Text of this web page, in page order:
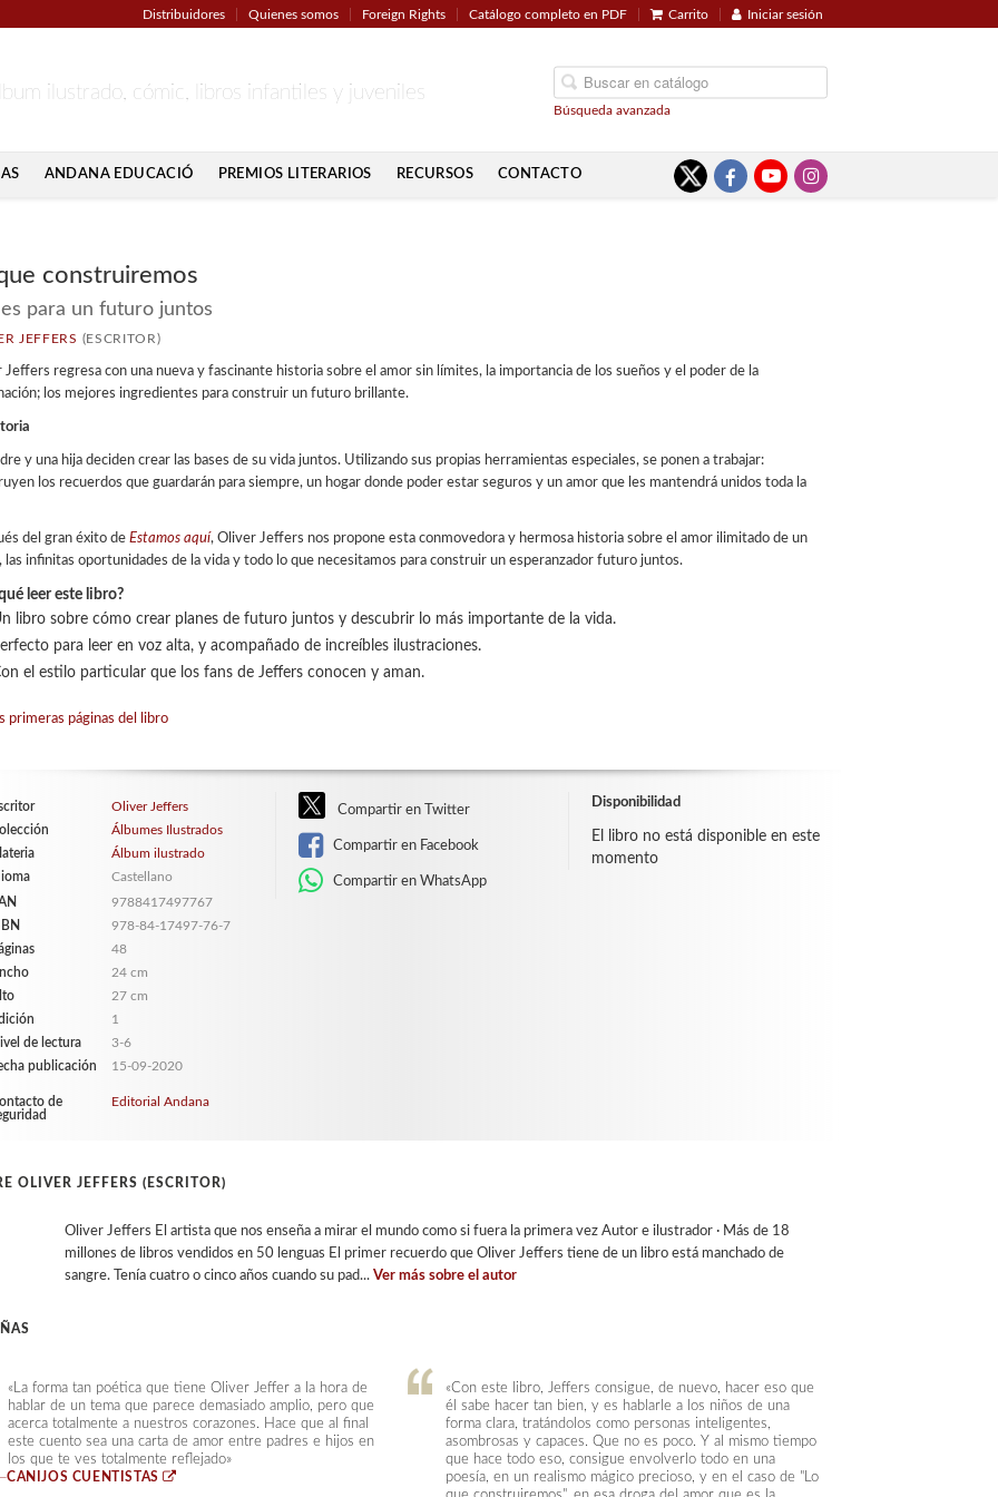
Distribuidores Quienes somos Foreign Rights Catálogo completo en PDF Carrito Iniciar sesión
ilustrado, cómic, libros infantiles y juveniles
Búsqueda avanzada
ANDANA EDUCACIÓ PREMIOS LITERARIOS RECURSOS CONTACTO
construiremos
para un futuro juntos
JEFFERS (ESCRITOR)
Jeffers regresa con una nueva y fascinante historia sobre el amor sin límites, la importancia de los sueños y el poder de la
los mejores ingredientes para construir un futuro brillante.
y una hija deciden crear las bases de su vida juntos. Utilizando sus propias herramientas especiales, se ponen a trabajar:
los recuerdos que guardarán para siempre, un hogar donde poder estar seguros y un amor que les mantendrá unidos toda la
del gran éxito deEstamos aquí, Oliver Jeffers nos propone esta conmovedora y hermosa historia sobre el amor ilimitado de un
las infinitas oportunidades de la vida y todo lo que necesitamos para construir un esperanzador futuro juntos.
leer este libro?
libro sobre cómo crear planes de futuro juntos y descubrir lo más importante de la vida.
para leer en voz alta, y acompañado de increíbles ilustraciones.
el estilo particular que los fans de Jeffers conocen y aman.
primeras páginas del libro
Oliver Jeffers
Álbumes Ilustrados
Álbum ilustrado
Castellano
9788417497767
978-84-17497-76-7
48
24 cm
27 cm
1
de lectura
3-6
publicación
15-09-2020
de
Editorial Andana
Compartir en Twitter
Compartir en Facebook
Compartir en WhatsApp
Disponibilidad
El libro no está disponible en este
momento
OLIVER JEFFERS (ESCRITOR)
Oliver Jeffers El artista que nos enseña a mirar el mundo como si fuera la primera vez Autor e ilustrador · Más de 18
millones de libros vendidos en 50 lenguas El primer recuerdo que Oliver Jeffers tiene de un libro está manchado de
sangre. Tenía cuatro o cinco años cuando su pad...Ver más sobre el autor
«La forma tan poética que tiene Oliver Jeffer a la hora de
hablar de un tema que parece demasiado amplio, pero que
acerca totalmente a nuestros corazones. Hace que al final
este cuento sea una carta de amor entre padres e hijos en
los que te ves totalmente reflejado»
CANIJOS CUENTISTAS
«Con este libro, Jeffers consigue, de nuevo, hacer eso que
él sabe hacer tan bien, y es hablarle a los niños de una
forma clara, tratándolos como personas inteligentes,
asombrosas y capaces. Que no es poco. Y al mismo tiempo
que hace todo eso, consigue envolverlo todo en una
poesía, en un realismo mágico precioso, y en el caso de "Lo